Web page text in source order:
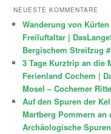
NEUESTE KOMMENTARE
Wanderung von
Freiluftaltar |
Bergischem Streifzug
3 Tage Kurztrip an die
Ferienland Cochem |
Mosel – Cochemer
Auf den Spuren der
Martberg Pommern an
Archäologische